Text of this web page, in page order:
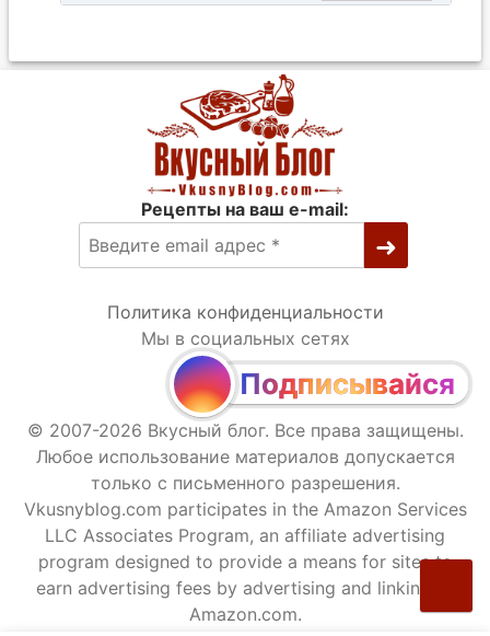
Рецепты на ваш e-mail:
Политика конфиденциальности
Мы в социальных сетях
Подписывайся
© 2007-2026 Вкусный блог. Все права защищены.
Любое использование материалов допускается
только с письменного разрешения.
Vkusnyblog.com participates in the Amazon Services
LLC Associates Program, an affiliate advertising
program designed to provide a means for sites to
earn advertising fees by advertising and linking to
Amazon.com.